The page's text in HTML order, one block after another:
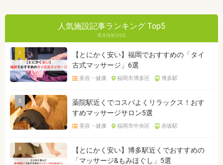
人気施設記事ランキング Top5
1
【とにかく安い】福岡でおすすめの「タイ
古式マッサージ」6選
美容・健康 福岡市博多区 博多駅
2
薬院駅近くでコスパよくリラックス！おす
すめマッサージサロン5選
美容・健康 福岡市中央区 赤坂駅
3
【とにかく安い】博多駅近くでおすすめの
「マッサージ&もみほぐし」5選